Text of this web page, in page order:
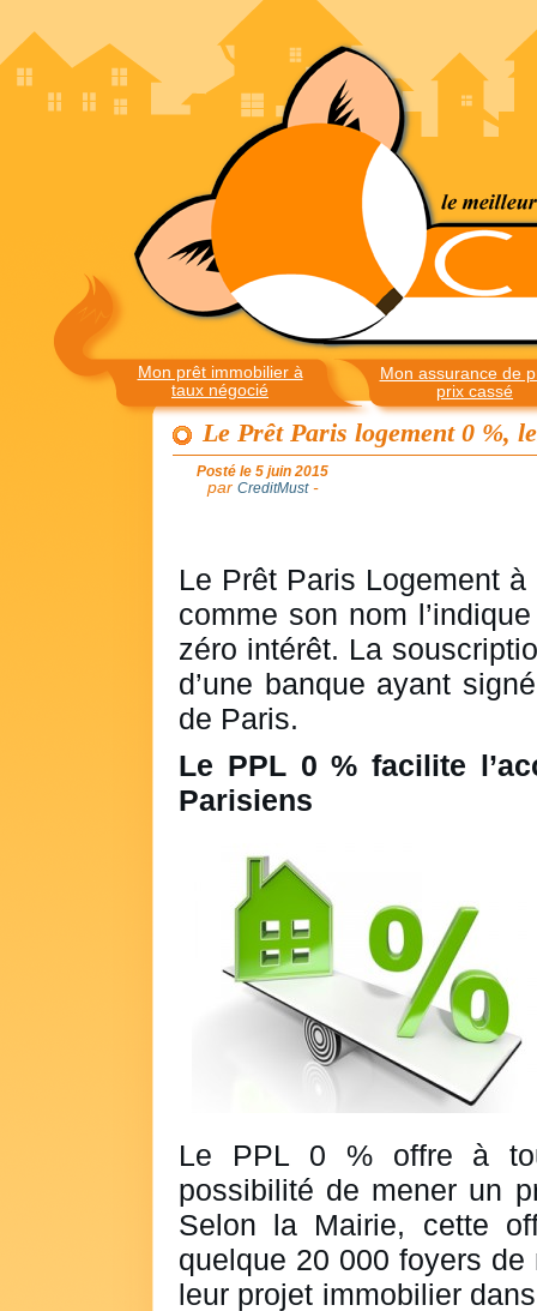
Mon prêt immobilier à
taux négocié
Mon assurance de
prix cassé
Le Prêt Paris logement 0 %,
Posté le 5 juin 2015
par CreditMust-
Le Prêt Paris Logement
comme son nom
zéro intérêt. La
d’une banque ayant
de Paris.
Le PPL 0 % facilite
Parisiens
Le PPL 0 % offre à
possibilité de mener un
Selon la Mairie, cette
quelque 20 000 foyers
leur projet immobilier